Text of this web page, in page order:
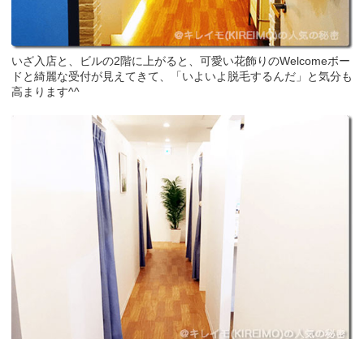
いざ入店と、ビルの2階に上がると、可愛い花飾りのWelcomeボー
ドと綺麗な受付が見えてきて、「いよいよ脱毛するんだ」と気分も
高まります^^